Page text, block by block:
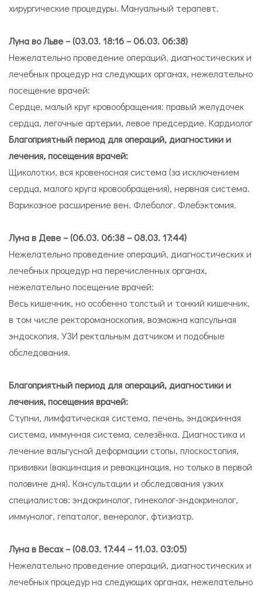
хирургические процедуры. Мануальный терапевт.
Луна во Льве – (03.03. 18:16 – 06.03. 06:38)
Нежелательно проведение операций, диагностических и
лечебных процедур на следующих органах, нежелательно
посещение врачей:
Сердце, малый круг кровообращения: правый желудочек
сердца, легочные артерии, левое предсердие. Кардиолог
Благоприятный период для операций, диагностики и
лечения, посещения врачей:
Щиколотки, вся кровеносная система (за исключением
сердца, малого круга кровообращения), нервная система.
Варикозное расширение вен. Флеболог. Флебэктомия.
Луна в Деве – (06.03. 06:38 – 08.03. 17:44)
Нежелательно проведение операций, диагностических и
лечебных процедур на перечисленных органах,
нежелательно посещение врачей:
Весь кишечник, но особенно толстый и тонкий кишечник,
в том числе ректороманоскопия, возможна капсульная
эндоскопия, УЗИ ректальным датчиком и подобные
обследования.
Благоприятный период для операций, диагностики и
лечения, посещения врачей:
Ступни, лимфатическая система, печень, эндокринная
система, иммунная система, селезёнка. Диагностика и
лечение вальгусной деформации стопы, плоскостопия,
прививки (вакцинация и ревакцинация, но только в первой
половине дня). Консультации и обследования узких
специалистов: эндокринолог, гинеколог-эндокринолог,
иммунолог, гепатолог, венеролог, фтизиатр.
Луна в Весах – (08.03. 17:44 – 11.03. 03:05)
Нежелательно проведение операций, диагностических и
лечебных процедур на следующих органах, нежелательно